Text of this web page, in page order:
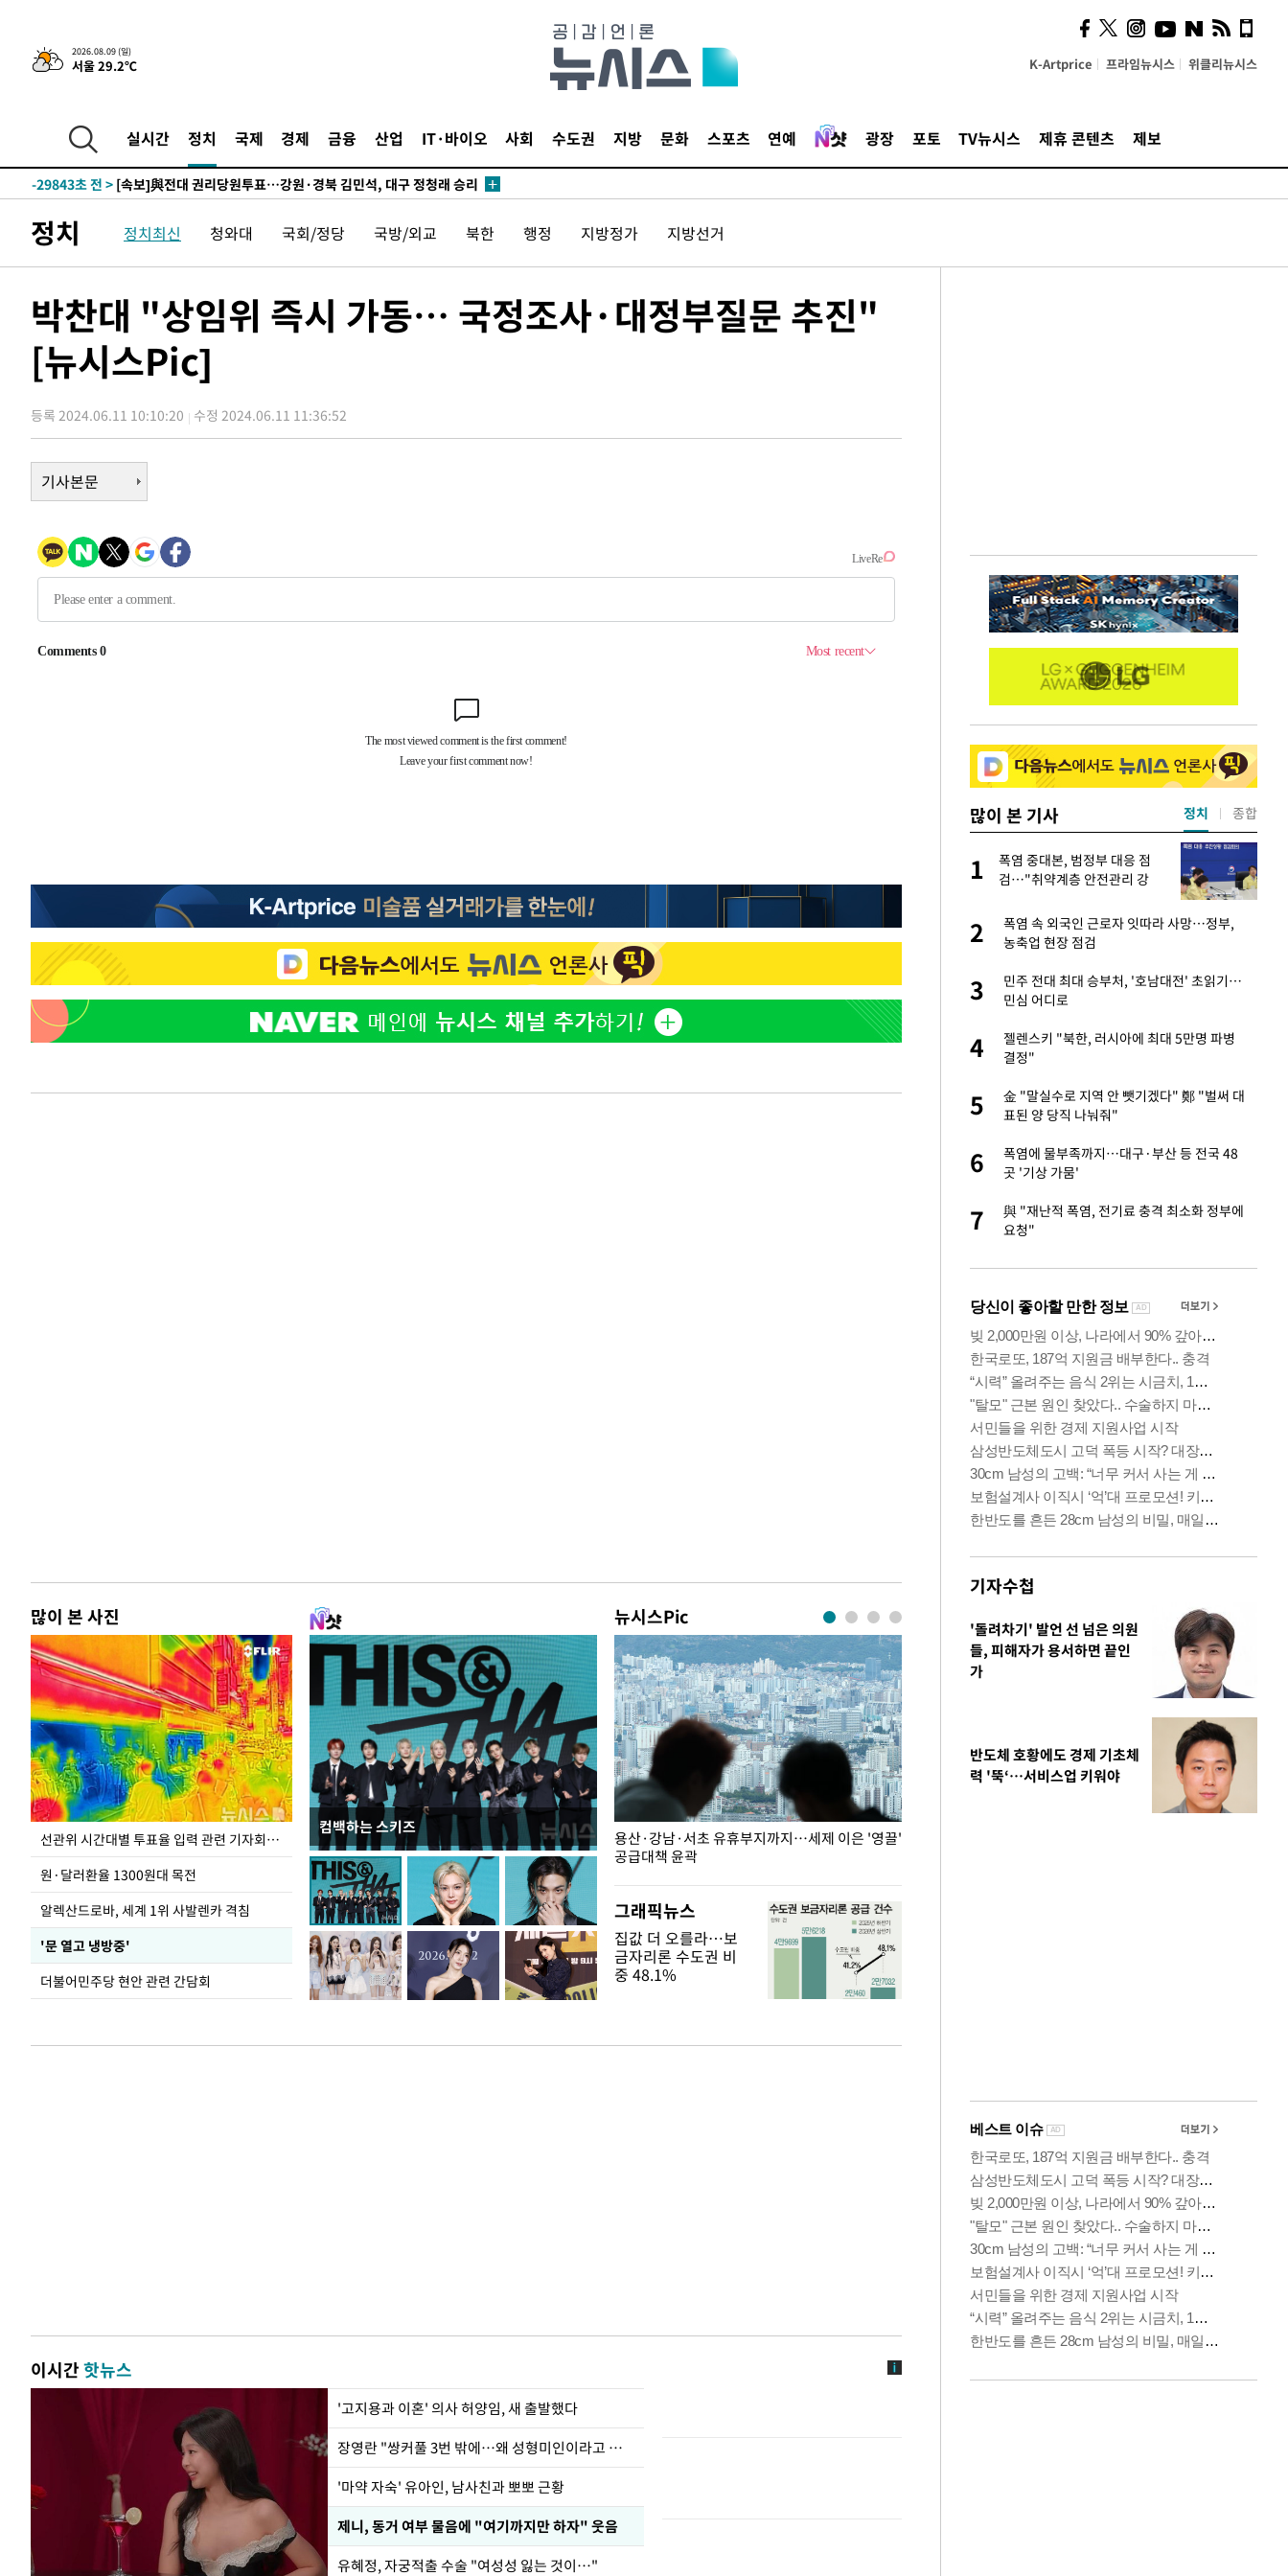
2026.08.09 (일)
서울 29.2℃ K-Artprice 프라임뉴시스 위클리뉴시스
실시간 정치 국제 경제 금융 산업 IT·바이오 사회 수도권 지방 문화 스포츠 연예 광장 포토 TV뉴시스 제휴 콘텐츠 제보
4시간 전 >‘축구의 신’ 아르헨티나 축구 선수 메시의 부친 지병 별세
44.40%
-30003초 전 >
與 강원·TK 당원투표 합산 김민석 46.01%로 승리…정청래
44.53%
-29843초 전 >[속보]與전대 권리당원투표…강원·경북 김민석, 대구 정청래 승리
-29650초 전 >[속보]與 당대표 경선, 경북 권리당원 투표 김민석 47.37%·정청래
45.71%
-29552초 전 >
46.35%
-29349초 전 >
[속보]與 당대표 경선, 강원 권리당원 투표 김민석 승리…50.30%
득표
-19909초 전 >[속보]장은수, KLPGA 제주삼다수 역전 우승…데뷔 10년 차에 첫
정상
-15274초 전 >"얼마나 더웠으면"…안동 물길공원서 헤엄친 구렁이 '소동'
-15201초 전 >
손흥민, 68분 뛰고 2경기 침묵…LAFC, 톨루카에 1-0 승리(종합)
-14473초 전 >
'2경기 연속 침묵' 손흥민, 톨루카전 68분만 뛰고 슈팅 0개
-13225초 전 > 이강인, 오늘 서울서 AT마드리드 입단식…'전례 없는 특급대우'
-107초 전 >'여긴 20도, 저긴 50도'…열화상 카메라로 본 폭염 저감시설 '온도차'
7분 전 >콜롬비아 신임 우파 대통령 취임 하루만에 차량폭탄 폭발 사건
1시간 전 >튀르키예 외무장관, "메카 3국 방위협정은 이란이 목표 아냐 " 밝혀
3시간 전 >[속보]美중부 사령관, 이스라엘 긴급방문 다중화된 전선 상황 논의
4시간 전 >美 국방부, 켄달 전 공군장관 보안허가 취소…“에어포스원 기밀정보, 언
론 누출”
4시간 전 >‘축구의 신’ 아르헨티나 축구 선수 메시의 부친 지병 별세
-32039초 전 >AT마드리드 데뷔 앞둔 이강인, 맨시티전 선발 대신 '벤치 시작'
-30669초 전 >
[속보]與전대 권리당원투표…강원·경북 김민석, 대구 정청래 승리
[속보]與 당대표 경선, 대구 권리당원 투표 정청래 47.82%·김민석
-15201초 전 >
손흥민, 68분 뛰고 2경기 침묵…LAFC, 톨루카에 1-0 승리(종합)
-14473초 전 >
'2경기 연속 침묵' 손흥민, 톨루카전 68분만 뛰고 슈팅 0개
-13225초 전 >이강인, 오늘 서울서 AT마드리드 입단식…'전례 없는 특급대우'
-107초 전 >'여긴 20도, 저긴 50도'…열화상 카메라로 본 폭염 저감시설 '온도차'
7분 전 >콜롬비아 신임 우파 대통령 취임 하루만에 차량폭탄 폭발 사건
1시간 전 >
튀르키예 외무장관, "메카 3국 방위협정은 이란이 목표 아냐 " 밝혀
정치 정치최신 청와대 국회/정당 국방/외교 북한 행정 지방정가 지방선거
박찬대 "상임위 즉시 가동… 국정조사·대정부질문 추진"
[뉴시스Pic]
등록 2024.06.11 10:10:20 수정 2024.06.11 11:36:52
기사본문
많이 본 사진
선관위 시간대별 투표율 입력 관련 기자회견하는 주진우 의원
원·달러환율 1300원대 목전
알렉산드로바, 세계 1위 사발렌카 격침
'문 열고 냉방중'
더불어민주당 현안 관련 간담회
컴백하는 스키즈
뉴시스Pic
주유소 기름값 12주째 하락, L당 1천800원대
용산·강남·서초 유휴부지까지…세제 이은 '영끌'
공급대책 윤곽
그래픽뉴스
집값 더 오를라…보
금자리론 수도권 비
중 48.1%
이시간핫뉴스
'고지용과 이혼' 의사 허양임, 새 출발했다
장영란 "쌍커풀 3번 밖에…왜 성형미인이라고 하냐"
'마약 자숙' 유아인, 남사친과 뽀뽀 근황
제니, 동거 여부 물음에 "여기까지만 하자" 웃음
유혜정, 자궁적출 수술 "여성성 잃는 것이…"
많이 본 기사
2
한정수 "황정민 선배만 피해…떳떳하면 신분
공개하라"
3
손떨림 건강이상설 한승연…"목디스크 심해
치료 중"
4
LAFC 손흥민, 리그스컵 톨루카전 선발 출
5
'여긴 20도, 저긴 50도'…열화상 카메라로 본
1
폭염 중대본, 범정부 대응 점
검…"취약계층 안전관리 강
2
폭염 속 외국인 근로자 잇따라 사망…정부,
농축업 현장 점검
3
민주 전대 최대 승부처, '호남대전' 초읽기…
민심 어디로
4
젤렌스키 "북한, 러시아에 최대 5만명 파병
결정"
5
金 "말실수로 지역 안 뺏기겠다" 鄭 "벌써 대
표된 양 당직 나눠줘"
6
폭염에 물부족까지…대구·부산 등 전국 48
곳 '기상 가뭄'
7
與 "재난적 폭염, 전기료 충격 최소화 정부에
요청"
정치 종합
기자수첩
'돌려차기' 발언 선 넘은 의원
들, 피해자가 용서하면 끝인
가
반도체 호황에도 경제 기초체
력 '뚝‘…서비스업 키워야